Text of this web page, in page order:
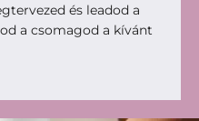
és leadod a
a csomagod a kívánt